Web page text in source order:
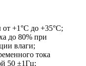
+1°С до +35°С;
до 80% при
влаги;
тока
50 ±1Гц;